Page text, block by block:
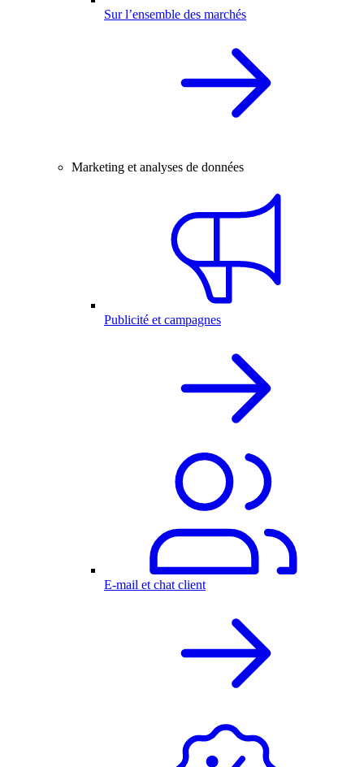
Sur l’ensemble des marchés
Marketing et analyses de données
Publicité et campagnes
E-mail et chat client